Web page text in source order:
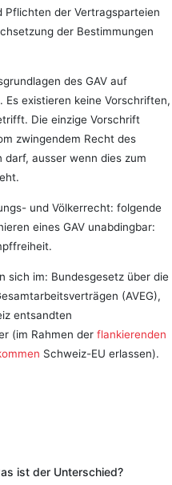
Pflichten der Vertragsparteien
der Bestimmungen
des GAV auf
existieren keine Vorschriften,
Die einzige Vorschrift
zwingendem Recht des
ausser wenn dies zum
und Völkerrecht: folgende
eines GAV unabdingbar:
sich im: Bundesgesetz über die
(AVEG),
entsandten
(im Rahmen der flankierenden
Schweiz-EU erlassen).
ist der Unterschied?